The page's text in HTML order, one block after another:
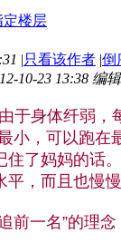
|只看该作者 |倒
10-23 13:38 编辑
身体纤弱，
小，可以跑
妈妈的话。
，而且也慢
一名”的理念